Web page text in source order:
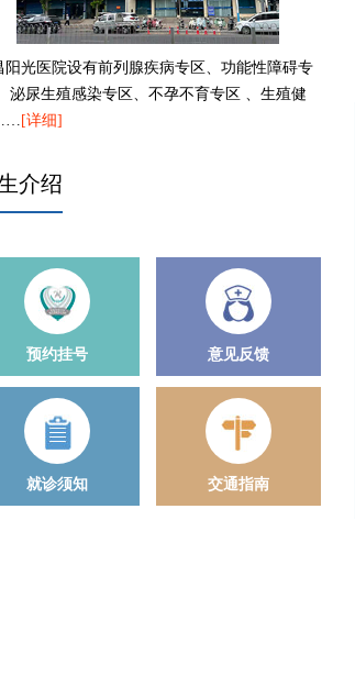
阳光医院设有前列腺疾病专区、功能性障碍专
泌尿生殖感染专区、不孕不育专区 、生殖健
[详细]
介绍
预约挂号 意见反馈
就诊须知 交通指南